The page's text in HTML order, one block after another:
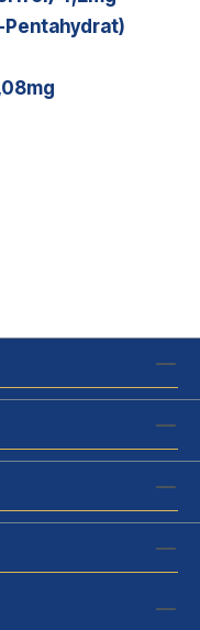
Pentahydrat)